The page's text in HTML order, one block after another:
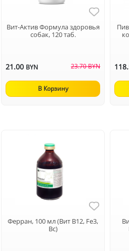
Вит-Актив Формула здоровья
собак, 120 таб.
21.00 BYN 23.70 BYN
В Корзину
Ферран, 100 мл (Вит В12, Fe3,
Вс)